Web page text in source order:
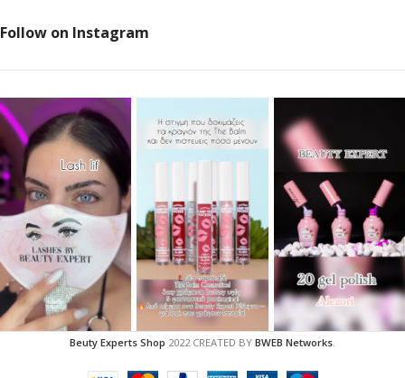
Follow on Instagram
Beuty Experts Shop 2022 CREATED BY BWEB Networks.